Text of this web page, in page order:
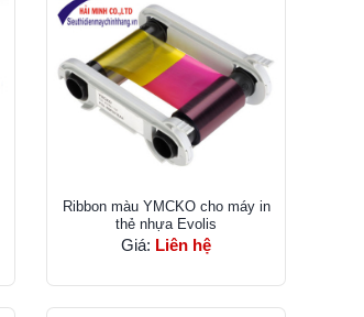
Ribbon màu YMCKO cho máy in
thẻ nhựa Evolis
Giá: Liên hệ